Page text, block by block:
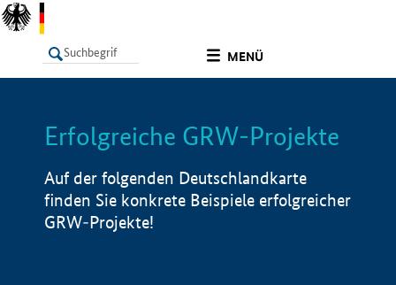
MENÜ
LISTE Info
Erfolgreiche GRW-Projekte
Auf der folgenden Deutschlandkarte
finden Sie konkrete Beispiele erfolgreicher
GRW-Projekte!